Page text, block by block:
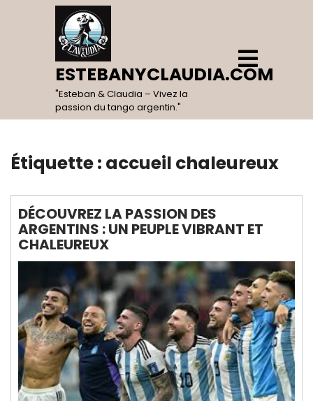
ESTEBANYCLAUDIA.COM
"Esteban & Claudia – Vivez la
passion du tango argentin."
Open
Menu
Étiquette : accueil chaleureux
DÉCOUVREZ LA PASSION DES
ARGENTINS : UN PEUPLE VIBRANT ET
CHALEUREUX